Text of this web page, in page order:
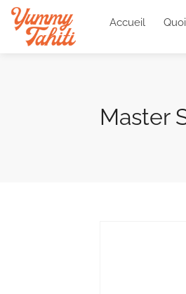
Accueil
Master